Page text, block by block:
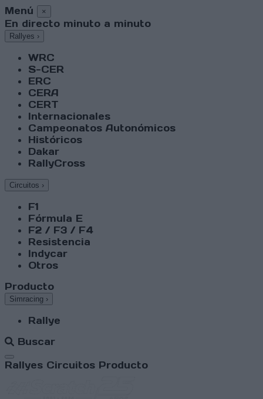
Menú ×
En directo minuto a minuto
Rallyes ›
WRC
S-CER
ERC
CERA
CERT
Internacionales
Campeonatos Autonómicos
Históricos
Dakar
RallyCross
Circuitos ›
F1
Fórmula E
F2 / F3 / F4
Resistencia
Indycar
Otros
Producto
Simracing ›
Rallye
Buscar
Abrir menú
Rallyes Circuitos Producto